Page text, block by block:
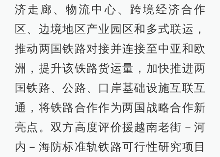
济走廊、物流中心、跨境经济合作
区、边境地区产业园区和多式联运，
推动两国铁路对接并连接至中亚和欧
洲，提升该铁路货运量，加快推进两
国铁路、公路、口岸基础设施互联互
通，将铁路合作作为两国战略合作新
亮点。双方高度评价援越南老街－河
内－海防标准轨铁路可行性研究项目